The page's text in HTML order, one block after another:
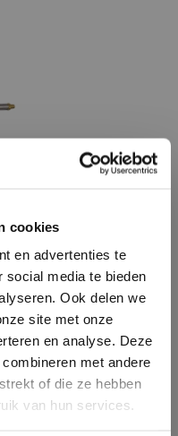
cookies
en advertenties te
social media te bieden
Ook delen we
site met onze
en analyse. Deze
met andere
of die ze hebben
van hun services.
Offerte